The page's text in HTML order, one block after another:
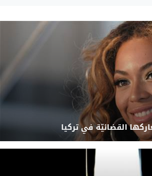
القضائيّة في تركيا